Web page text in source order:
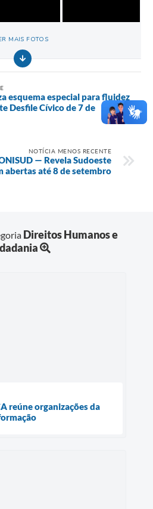
MAIS FOTOS
esquema especial para fluidez
Desfile Cívico de 7 de
NOTÍCIA MENOS RECENTE
— Revela Sudoeste
abertas até 8 de setembro
Direitos Humanos e
reúne organizações da